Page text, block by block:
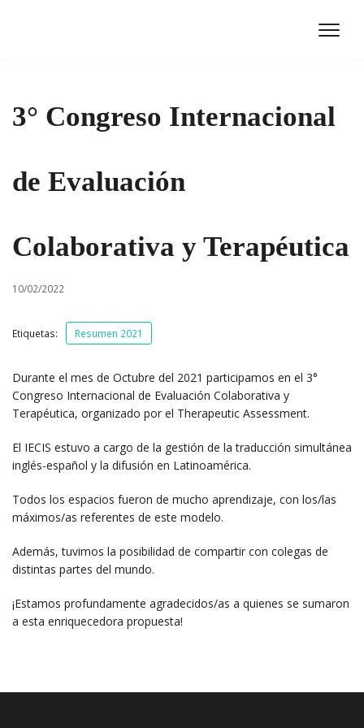
3° Congreso Internacional
de Evaluación
Colaborativa y Terapéutica
10/02/2022
Etiquetas: Resumen 2021
Durante el mes de Octubre del 2021 participamos en el 3°
Congreso Internacional de Evaluación Colaborativa y
Terapéutica, organizado por el Therapeutic Assessment.
El IECIS estuvo a cargo de la gestión de la traducción simultánea
inglés-español y la difusión en Latinoamérica.
Todos los espacios fueron de mucho aprendizaje, con los/las
máximos/as referentes de este modelo.
Además, tuvimos la posibilidad de compartir con colegas de
distintas partes del mundo.
¡Estamos profundamente agradecidos/as a quienes se sumaron
a esta enriquecedora propuesta!